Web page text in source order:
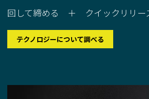
回して締める ＋ クイックリリー
テクノロジーについて調べる